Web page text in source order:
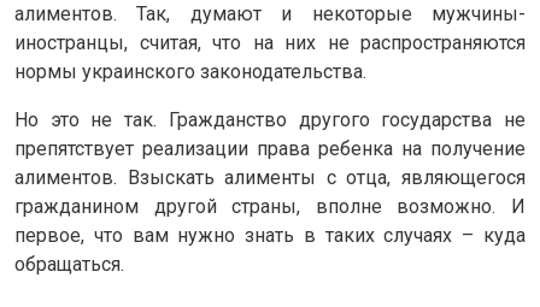
алиментов. Так, думают и некоторые мужчины-
иностранцы, считая, что на них не распространяются
нормы украинского законодательства.
Но это не так. Гражданство другого государства не
препятствует реализации права ребенка на получение
алиментов. Взыскать алименты с отца, являющегося
гражданином другой страны, вполне возможно. И
первое, что вам нужно знать в таких случаях – куда
обращаться.